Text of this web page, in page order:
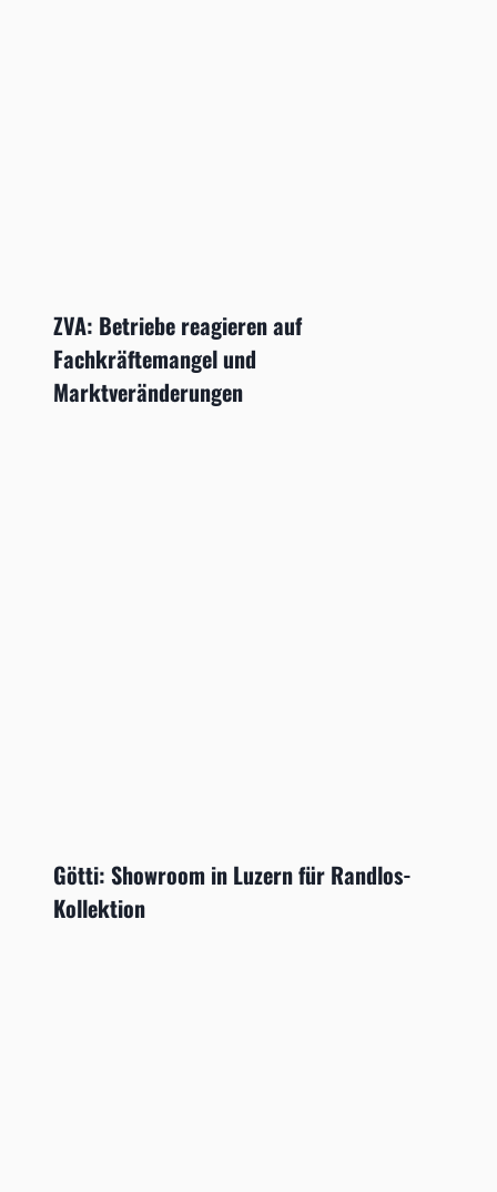
ZVA: Betriebe reagieren auf
Fachkräftemangel und
Marktveränderungen
Götti: Showroom in Luzern für Randlos-
Kollektion